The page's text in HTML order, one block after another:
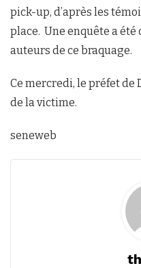
pick-up, d’après les
place. Une enquête a
auteurs de ce braquage.
Ce mercredi, le préfet de
de la victime.
seneweb